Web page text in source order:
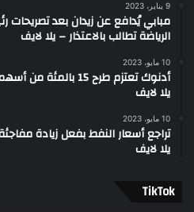
9 يناير، 2023
مبابي يُدافع عن زيدان بعد تصريحات
الرياضة تطالب بالاعتذار – يلا لايف
10 مايو، 2023
أدنوك تعتزم طرح 15
يلا لايف
10 مايو، 2023
تراجع أسعار النفط بفعل زيادة
يلا لايف
‫TikTok